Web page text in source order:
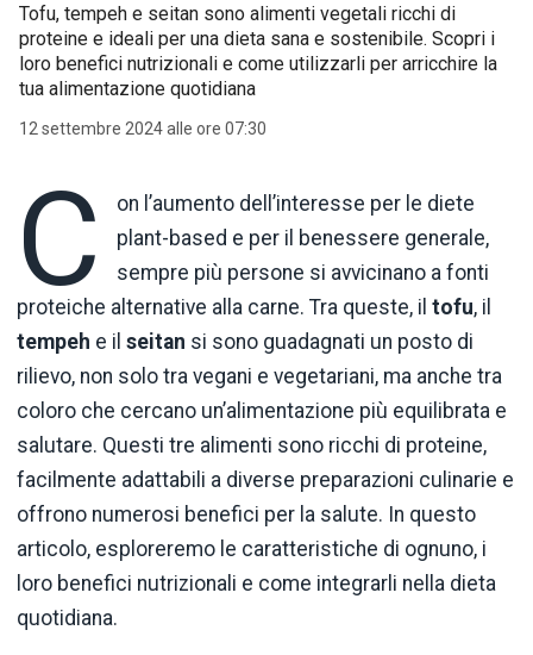
Tofu, tempeh e seitan sono alimenti vegetali ricchi di
proteine e ideali per una dieta sana e sostenibile. Scopri i
loro benefici nutrizionali e come utilizzarli per arricchire la
tua alimentazione quotidiana
12 settembre 2024 alle ore 07:30
C
on l’aumento dell’interesse per le diete
plant-based e per il benessere generale,
sempre più persone si avvicinano a fonti
proteiche alternative alla carne. Tra queste, il tofu, il
tempeh e il seitan si sono guadagnati un posto di
rilievo, non solo tra vegani e vegetariani, ma anche tra
coloro che cercano un’alimentazione più equilibrata e
salutare. Questi tre alimenti sono ricchi di proteine,
facilmente adattabili a diverse preparazioni culinarie e
offrono numerosi benefici per la salute. In questo
articolo, esploreremo le caratteristiche di ognuno, i
loro benefici nutrizionali e come integrarli nella dieta
quotidiana.